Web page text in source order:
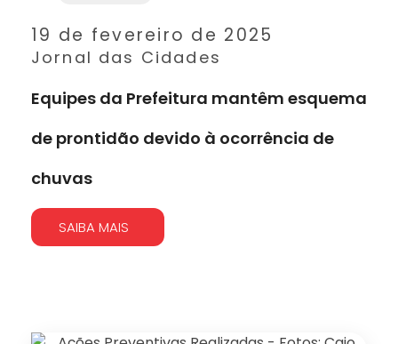
19 de fevereiro de 2025
Jornal das Cidades
Equipes da Prefeitura mantêm esquema
de prontidão devido à ocorrência de
chuvas
SAIBA MAIS